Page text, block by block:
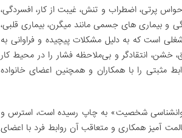
پرتی، اضطراب و تنش، غیبت از کار، افسردگی،
و بیماری های جسمی مانند میگرن، بیماری قلبی،
است که به دلیل مشکلات پیچیده و فراوانی به
انتقادگر و بی‌ملاحظه فشار را در محیط کار
مثبتی را با همکاران و همچنین اعضای خانواده
شخصیت» به چاپ رسیده است، استرس و
آمیز همکاری و متعاقب آن روابط فرد با اعضای